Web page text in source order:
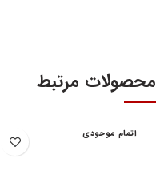
محصولات مرتبط
اتمام موجودی